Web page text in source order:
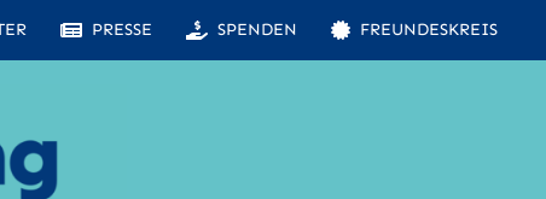
PRESSE SPENDEN FREUNDESKREIS